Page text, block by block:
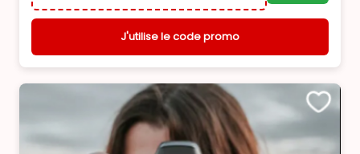
J'utilise le code promo